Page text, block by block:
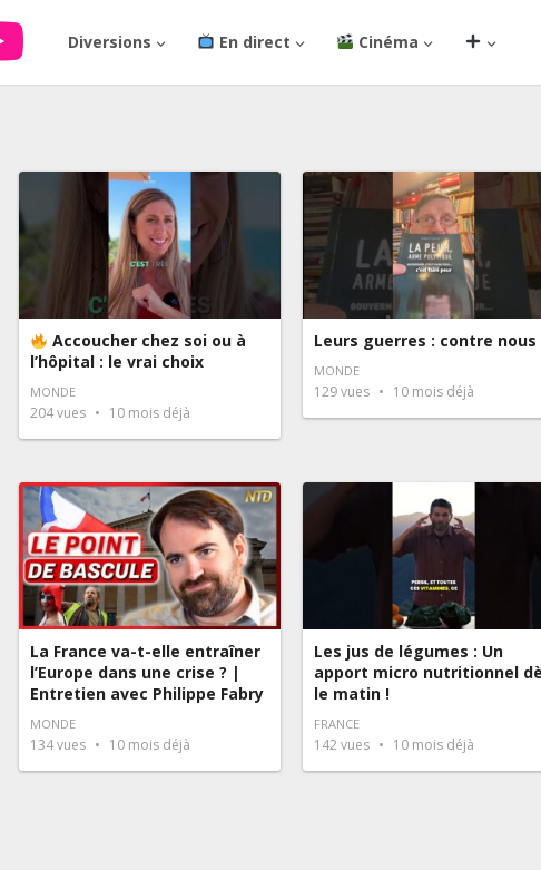
Diversions En direct Cinéma
Accoucher chez soi ou à
l’hôpital : le vrai choix
MONDE
204vues 10 mois déjà
Leurs guerres : contre nous
MONDE
129vues 10 mois déjà
La France va-t-elle entraîner
l’Europe dans une crise ? |
Entretien avec Philippe Fabry
MONDE
134vues 10 mois déjà
Les jus de légumes : Un
apport micro nutritionnel
le matin !
FRANCE
142vues 10 mois déjà